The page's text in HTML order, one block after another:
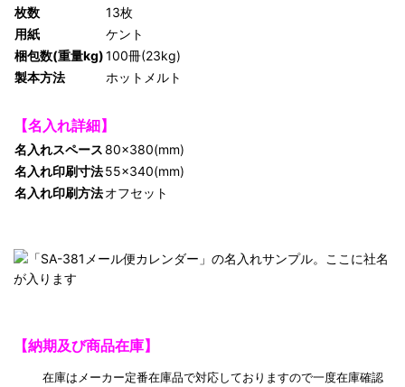
枚数
13枚
用紙
ケント
梱包数(重量kg)100冊(23kg)
製本方法
ホットメルト
【名入れ詳細】
名入れスペース80×380(mm)
名入れ印刷寸法55×340(mm)
名入れ印刷方法オフセット
【納期及び商品在庫】
在庫はメーカー定番在庫品で対応しておりますので一度在庫確認